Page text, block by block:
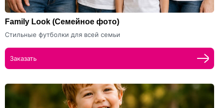
Family Look (Семейное фото)
Стильные футболки для всей семьи
Заказать